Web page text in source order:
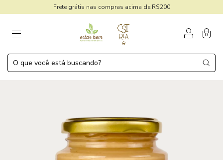
Frete grátis nas compras acima de R$200
0